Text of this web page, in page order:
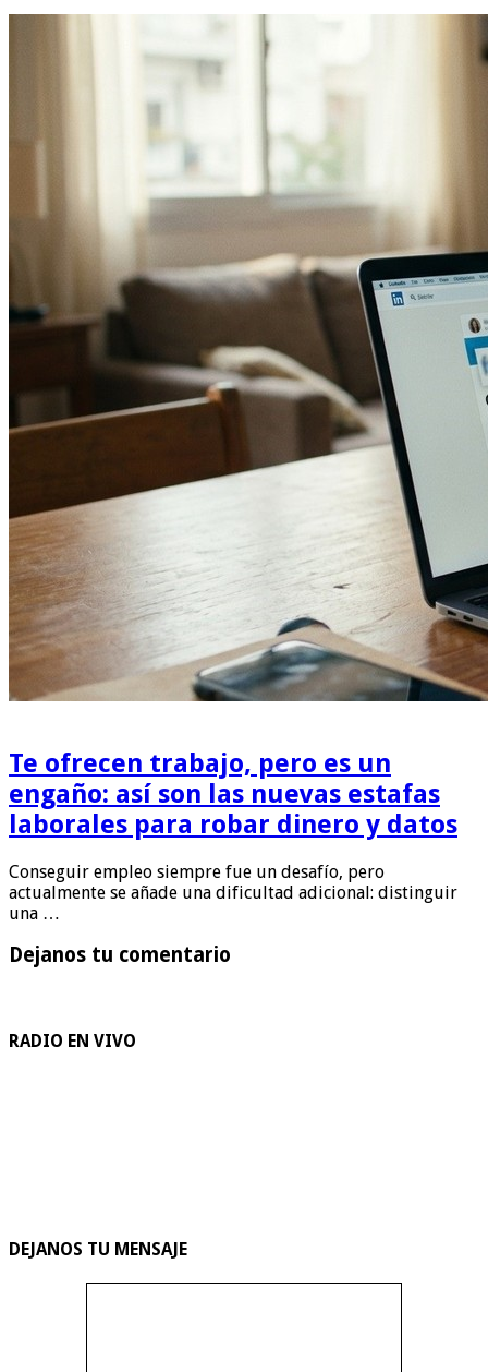
Te ofrecen trabajo, pero es un
engaño: así son las nuevas estafas
laborales para robar dinero y datos
Conseguir empleo siempre fue un desafío, pero
actualmente se añade una dificultad adicional: distinguir
una …
Dejanos tu comentario
RADIO EN VIVO
DEJANOS TU MENSAJE